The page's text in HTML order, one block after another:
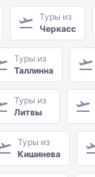
Туры из
Черкасс
Туры из
Таллинна
Туры из
Литвы
Туры из
Кишинева